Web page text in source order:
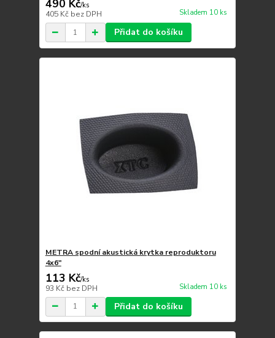
490 Kč/ks
405 Kč bez DPH Skladem 10 ks
Přidat do košíku
METRA spodní akustická krytka reproduktoru
4x6"
113 Kč/ks
93 Kč bez DPH Skladem 10 ks
Přidat do košíku